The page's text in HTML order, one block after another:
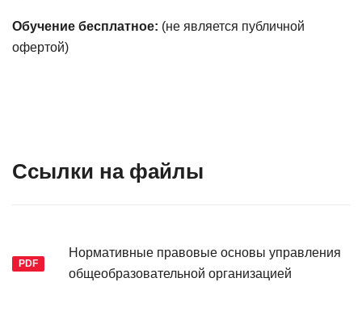
Обучение бесплатное: (не является публичной
офертой)
Ссылки на файлы
PDF
Нормативные правовые основы управления
общеобразовательной организацией